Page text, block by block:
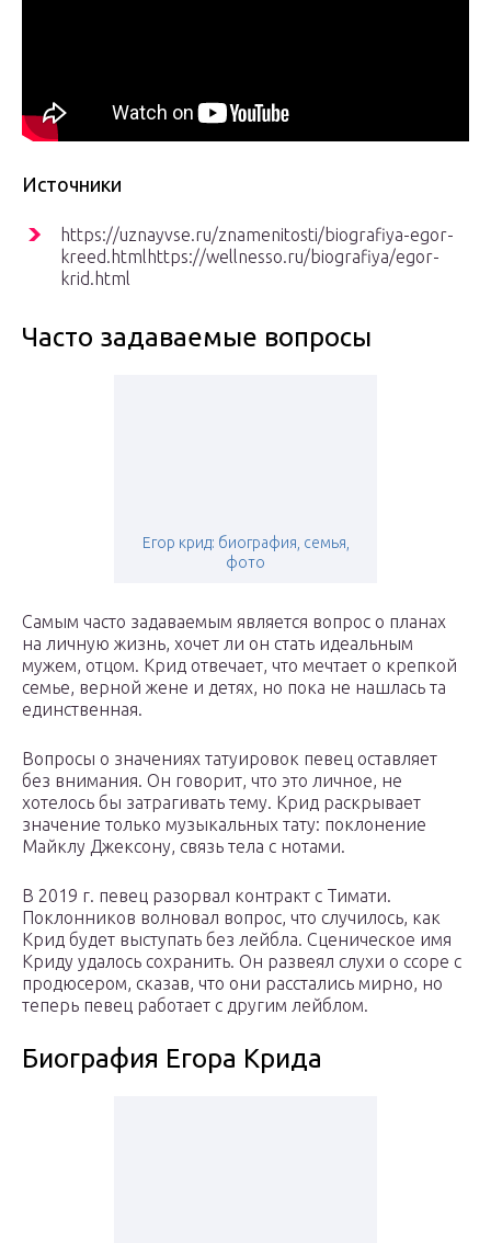
Источники
https://uznayvse.ru/znamenitosti/biografiya-egor-
kreed.htmlhttps://wellnesso.ru/biografiya/egor-
krid.html
Часто задаваемые вопросы
Егор крид: биография, семья,
фото
Самым часто задаваемым является вопрос о планах
на личную жизнь, хочет ли он стать идеальным
мужем, отцом. Крид отвечает, что мечтает о крепкой
семье, верной жене и детях, но пока не нашлась та
единственная.
Вопросы о значениях татуировок певец оставляет
без внимания. Он говорит, что это личное, не
хотелось бы затрагивать тему. Крид раскрывает
значение только музыкальных тату: поклонение
Майклу Джексону, связь тела с нотами.
В 2019 г. певец разорвал контракт с Тимати.
Поклонников волновал вопрос, что случилось, как
Крид будет выступать без лейбла. Сценическое имя
Криду удалось сохранить. Он развеял слухи о ссоре с
продюсером, сказав, что они расстались мирно, но
теперь певец работает с другим лейблом.
Биография Егора Крида